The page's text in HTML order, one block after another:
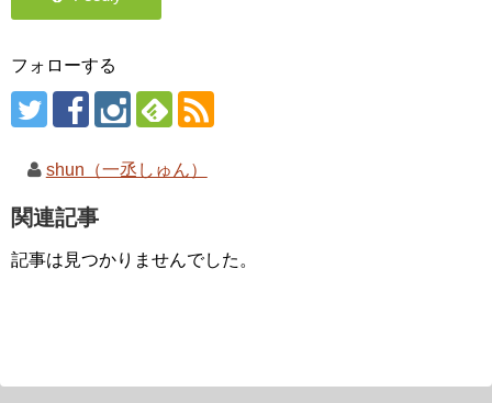
フォローする
shun（一丞しゅん）
関連記事
記事は見つかりませんでした。